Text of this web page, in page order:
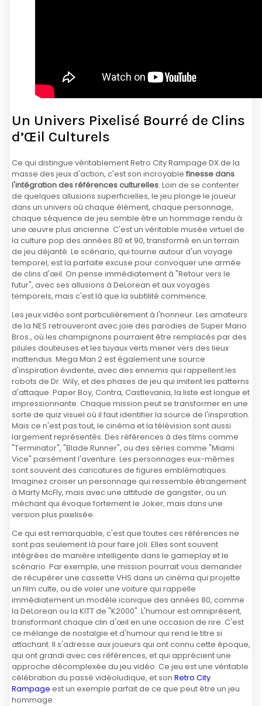
Un Univers Pixelisé Bourré de Clins
d’Œil Culturels
Ce qui distingue véritablement Retro City Rampage DX de la
masse des jeux d'action, c'est son incroyable finesse dans
l'intégration des références culturelles. Loin de se contenter
de quelques allusions superficielles, le jeu plonge le joueur
dans un univers où chaque élément, chaque personnage,
chaque séquence de jeu semble être un hommage rendu à
une œuvre plus ancienne. C'est un véritable musée virtuel de
la culture pop des années 80 et 90, transformé en un terrain
de jeu déjanté. Le scénario, qui tourne autour d'un voyage
temporel, est la parfaite excuse pour convoquer une armée
de clins d'œil. On pense immédiatement à "Retour vers le
futur", avec ses allusions à DeLorean et aux voyages
temporels, mais c'est là que la subtilité commence.
Les jeux vidéo sont particulièrement à l'honneur. Les amateurs
de la NES retrouveront avec joie des parodies de Super Mario
Bros., où les champignons pourraient être remplacés par des
pilules douteuses et les tuyaux verts mener vers des lieux
inattendus. Mega Man 2 est également une source
d'inspiration évidente, avec des ennemis qui rappellent les
robots de Dr. Wily, et des phases de jeu qui imitent les patterns
d'attaque. Paper Boy, Contra, Castlevania, la liste est longue et
impressionnante. Chaque mission peut se transformer en une
sorte de quiz visuel où il faut identifier la source de l'inspiration.
Mais ce n'est pas tout, le cinéma et la télévision sont aussi
largement représentés. Des références à des films comme
"Terminator", "Blade Runner", ou des séries comme "Miami
Vice" parsèment l'aventure. Les personnages eux-mêmes
sont souvent des caricatures de figures emblématiques.
Imaginez croiser un personnage qui ressemble étrangement
à Marty McFly, mais avec une attitude de gangster, ou un
méchant qui évoque fortement le Joker, mais dans une
version plus pixelisée.
Ce qui est remarquable, c'est que toutes ces références ne
sont pas seulement là pour faire joli. Elles sont souvent
intégrées de manière intelligente dans le gameplay et le
scénario. Par exemple, une mission pourrait vous demander
de récupérer une cassette VHS dans un cinéma qui projette
un film culte, ou de voler une voiture qui rappelle
immédiatement un modèle iconique des années 80, comme
la DeLorean ou la KITT de "K2000". L'humour est omniprésent,
transformant chaque clin d'œil en une occasion de rire. C'est
ce mélange de nostalgie et d'humour qui rend le titre si
attachant. Il s'adresse aux joueurs qui ont connu cette époque,
qui ont grandi avec ces références, et qui apprécient une
approche décomplexée du jeu vidéo. Ce jeu est une véritable
célébration du passé vidéoludique, et son Retro City
Rampage est un exemple parfait de ce que peut être un jeu
hommage.